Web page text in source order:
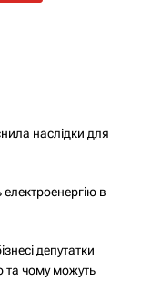
наслідки для
в
депутатки
та чому можуть